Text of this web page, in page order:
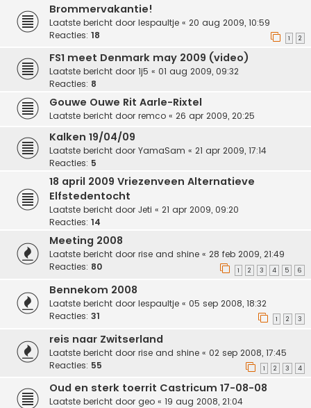
Brommervakantie!
Laatste bericht door lespaultje « 20 aug 2009, 10:59
Reacties: 18 1 2
FS1 meet Denmark may 2009 (video)
Laatste bericht door 1j5 « 01 aug 2009, 09:32
Reacties: 8
Gouwe Ouwe Rit Aarle-Rixtel
Laatste bericht door remco « 26 apr 2009, 20:25
Kalken 19/04/09
Laatste bericht door YamaSam « 21 apr 2009, 17:14
Reacties: 5
18 april 2009 Vriezenveen Alternatieve
Elfstedentocht
Laatste bericht door Jeti « 21 apr 2009, 09:20
Reacties: 14
Meeting 2008
Laatste bericht door rise and shine « 28 feb 2009, 21:49
Reacties: 80 1 2 3 4 5 6
Bennekom 2008
Laatste bericht door lespaultje « 05 sep 2008, 18:32
Reacties: 31 1 2 3
reis naar Zwitserland
Laatste bericht door rise and shine « 02 sep 2008, 17:45
Reacties: 55 1 2 3 4
Oud en sterk toerrit Castricum 17-08-08
Laatste bericht door geo « 19 aug 2008, 21:04